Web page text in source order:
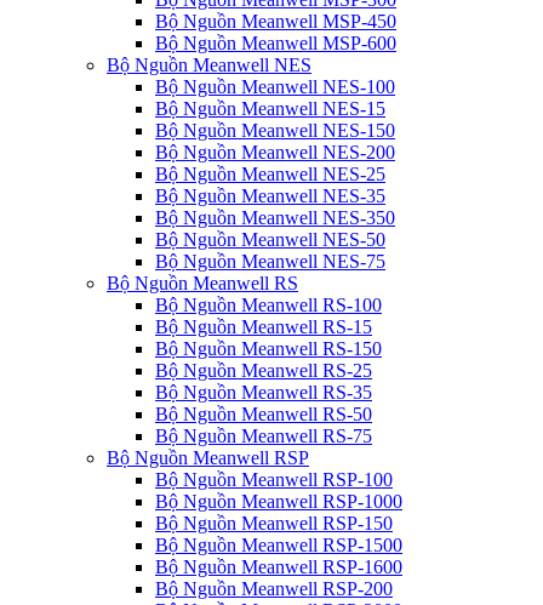
Bộ Nguồn Meanwell MSP-450
Bộ Nguồn Meanwell MSP-600
Bộ Nguồn Meanwell NES
Bộ Nguồn Meanwell NES-100
Bộ Nguồn Meanwell NES-15
Bộ Nguồn Meanwell NES-150
Bộ Nguồn Meanwell NES-200
Bộ Nguồn Meanwell NES-25
Bộ Nguồn Meanwell NES-35
Bộ Nguồn Meanwell NES-350
Bộ Nguồn Meanwell NES-50
Bộ Nguồn Meanwell NES-75
Bộ Nguồn Meanwell RS
Bộ Nguồn Meanwell RS-100
Bộ Nguồn Meanwell RS-15
Bộ Nguồn Meanwell RS-150
Bộ Nguồn Meanwell RS-25
Bộ Nguồn Meanwell RS-35
Bộ Nguồn Meanwell RS-50
Bộ Nguồn Meanwell RS-75
Bộ Nguồn Meanwell RSP
Bộ Nguồn Meanwell RSP-100
Bộ Nguồn Meanwell RSP-1000
Bộ Nguồn Meanwell RSP-150
Bộ Nguồn Meanwell RSP-1500
Bộ Nguồn Meanwell RSP-1600
Bộ Nguồn Meanwell RSP-200